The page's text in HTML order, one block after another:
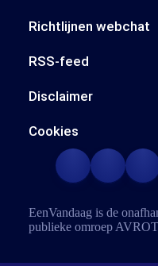
Richtlijnen webchat
RSS-feed
Disclaimer
Cookies
EenVandaag is de
publieke omroep